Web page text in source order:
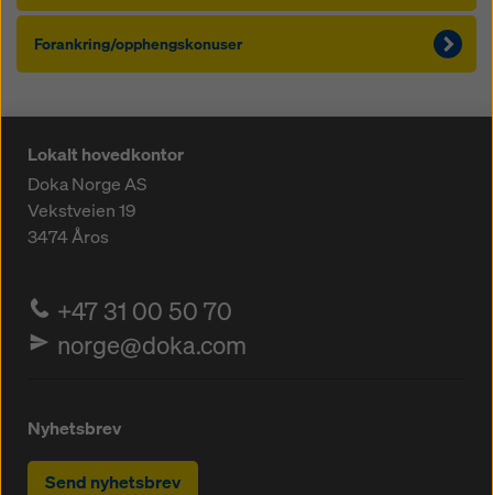
Forankring/opphengskonuser
Lokalt hovedkontor
Doka Norge AS
Vekstveien 19
3474Åros
+47 31 00 50 70
norge@doka.com
Nyhetsbrev
Send nyhetsbrev